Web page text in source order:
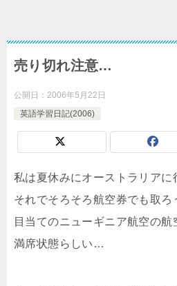
売り切れ注意…
公開日： 2006年5月22日
英語学習日記(2006)
私は夏休みにオーストラリアに
それでそろそろ航空券でも取ろ
目当てのニューギニア航空の航
満席状態らしい…